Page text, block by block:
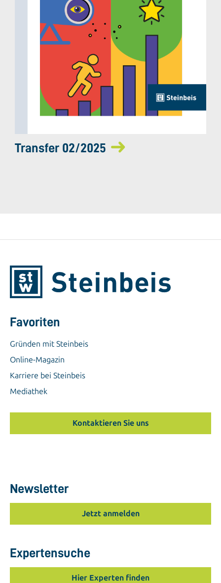
Transfer 02/2025
Favoriten
Gründen mit Steinbeis
Online-Magazin
Karriere bei Steinbeis
Mediathek
Kontaktieren Sie uns
Newsletter
Jetzt anmelden
Expertensuche
Hier Experten finden